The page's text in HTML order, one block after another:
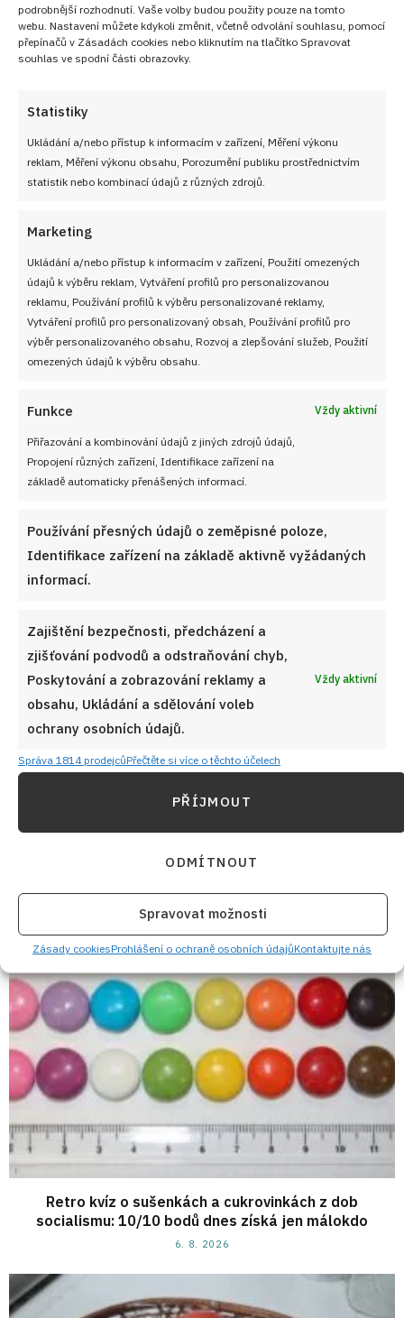
podrobnější rozhodnutí. Vaše volby budou použity pouze na tomto
webu. Nastavení můžete kdykoli změnit, včetně odvolání souhlasu, pomocí
přepínačů v Zásadách cookies nebo kliknutím na tlačítko Spravovat
souhlas ve spodní části obrazovky.
Statistiky
Ukládání a/nebo přístup k informacím v zařízení, Měření výkonu
reklam, Měření výkonu obsahu, Porozumění publiku prostřednictvím
statistik nebo kombinací údajů z různých zdrojů.
Marketing
Ukládání a/nebo přístup k informacím v zařízení, Použití omezených
údajů k výběru reklam, Vytváření profilů pro personalizovanou
reklamu, Používání profilů k výběru personalizované reklamy,
Vytváření profilů pro personalizovaný obsah, Používání profilů pro
výběr personalizovaného obsahu, Rozvoj a zlepšování služeb, Použití
omezených údajů k výběru obsahu.
Funkce Vždy aktivní
Přiřazování a kombinování údajů z jiných zdrojů údajů,
Propojení různých zařízení, Identifikace zařízení na
základě automaticky přenášených informací.
Používání přesných údajů o zeměpisné poloze,
Identifikace zařízení na základě aktivně vyžádaných
informací.
Zajištění bezpečnosti, předcházení a
zjišťování podvodů a odstraňování chyb,
Poskytování a zobrazování reklamy a
obsahu, Ukládání a sdělování voleb
ochrany osobních údajů.
Vždy aktivní
Správa 1814 prodejcůPřečtěte si více o těchto účelech
PŘÍJMOUT
ODMÍTNOUT
Spravovat možnosti
Zásady cookiesProhlášení o ochraně osobních údajůKontaktujte nás
Kvíz na téma studená česká kuchyně: Chlebíčky jsou
jen začátek, všech 10 otázek zodpoví jen experti
8. 8. 2026
7. 8. 2026
českých obchodů se značně liší cenou i kvalitou
7. 8. 2026
Retro kvíz o sušenkách a cukrovinkách z dob
socialismu: 10/10 bodů dnes získá jen málokdo
6. 8. 2026